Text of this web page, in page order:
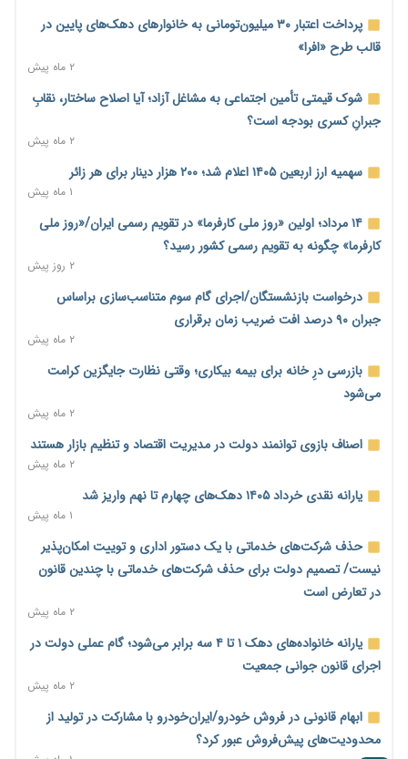
ترمز تولید خودرو کشیده شد؛ افت ۲۵ درصدی تیراژ ایران‌خودرو،
سایپا و پارس‌خودرو
۱ روز پیش
بنگاه‌داری بانک‌ها؛ مانع بزرگ خانه‌دار شدن مستأجران
نماینده مجلس: توسعه مرزهای زمینی به راهبرد تأمین کالاهای
اساسی تبدیل شود
۱ روز پیش
خانه کارگر قزوین: شکاف دستمزد و هزینه معیشت هر روز عمیق‌تر
می‌شود
۱ روز پیش
رئیس سازمان امور مالیاتی: بلاگرهای پردرآمد مشمول پرداخت
مالیات هستند
۱ روز پیش
پیش‌بینی افزایش تولید برنج؛ نیاز وارداتی کشور به ۵۰۰ هزار تن
کاهش می‌یابد
۱ روز پیش
امضای تفاهم‌نامه تجاری ایران و پاکستان؛ هدف‌گذاری تجارت ۱۰
اختیارات جدید گمرکات برای تمدید ورود موقت کالا و خودرو تا
پایان شهریور ابلاغ شد
۱ روز پیش
مرحله سیزدهم کالابرگ در سایه تورم؛ قدرت خرید یارانه یک‌میلیونی
۱۴ مرداد؛ اولین «روز ملی کارفرما» در تقویم رسمی ایران/«روز ملی
پرداخت اعتبار ۳۰ میلیون‌تومانی به خانوارهای دهک‌های پایین در
قالب طرح «افرا»
۲ ماه پیش
شوک قیمتی تأمین اجتماعی به مشاغل آزاد؛ آیا اصلاح ساختار، نقابِ
جبرانِ کسری بودجه است؟
۲ ماه پیش
سهمیه ارز اربعین ۱۴۰۵ اعلام شد؛ ۲۰۰ هزار دینار برای هر زائر
۱ ماه پیش
۱۴ مرداد؛ اولین «روز ملی کارفرما» در تقویم رسمی ایران/«روز ملی
کارفرما» چگونه به تقویم رسمی کشور رسید؟
۲ روز پیش
درخواست بازنشستگان/اجرای گام سوم متناسب‌سازی براساس
جبران ۹۰ درصد افت ضریب زمان برقراری
۲ ماه پیش
بازرسی درِ خانه برای بیمه بیکاری؛ وقتی نظارت جایگزین کرامت
می‌شود
۲ ماه پیش
اصناف بازوی توانمند دولت در مدیریت اقتصاد و تنظیم بازار هستند
۲ ماه پیش
یارانه نقدی خرداد ۱۴۰۵ دهک‌های چهارم تا نهم واریز شد
۱ ماه پیش
حذف شرکت‌های خدماتی با یک دستور اداری و توییت امکان‌پذیر
نیست/ تصمیم دولت برای حذف شرکت‌های خدماتی با چندین قانون
در تعارض است
۲ ماه پیش
یارانه خانواده‌های دهک ۱ تا ۴ سه برابر می‌شود؛ گام عملی دولت در
اجرای قانون جوانی جمعیت
۲ ماه پیش
ابهام قانونی در فروش خودرو/ایران‌خودرو با مشارکت در تولید از
محدودیت‌های پیش‌فروش عبور کرد؟